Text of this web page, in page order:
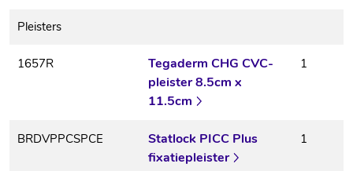
Pleisters
1657R
Tegaderm CHG CVC-
pleister 8.5cm x
11.5cm
1
BRDVPPCSPCE
Statlock PICC Plus
fixatiepleister
1